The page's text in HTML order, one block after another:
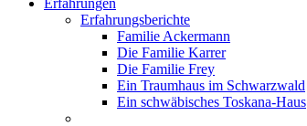
Erfahrungen
Erfahrungsberichte
Familie Ackermann
Die Familie Karrer
Die Familie Frey
Ein Traumhaus im Schwarzwald
Ein schwäbisches Toskana-Haus